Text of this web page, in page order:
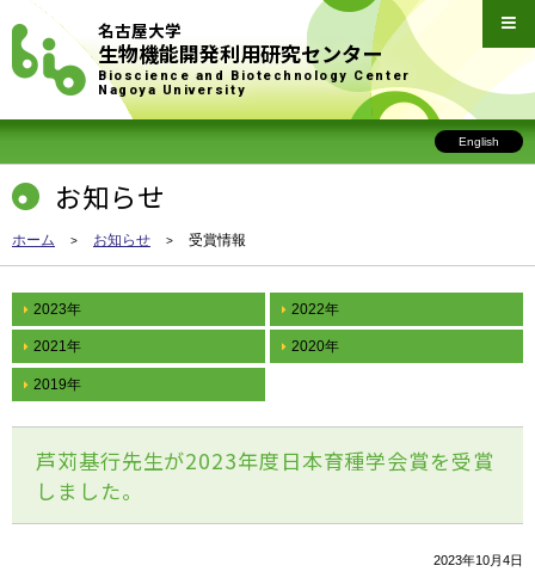
名古屋大学
生物機能開発利用研究センター
Bioscience and Biotechnology Center
Nagoya University
English
お知らせ
ホーム お知らせ 受賞情報
芦苅基行先生が2023年度日本育種学会賞を受賞
しました。
2023年10月4日
2023年 2022年
2021年 2020年
2019年